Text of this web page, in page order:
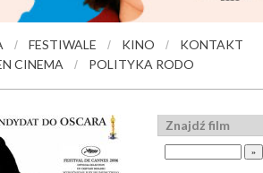
/ FESTIWALE / KINO /
KONTAKT
CINEMA / POLITYKA RODO
Znajdź film